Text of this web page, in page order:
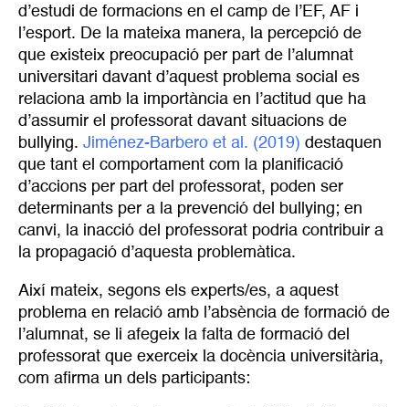
d’estudi de formacions en el camp de l’EF, AF i
l’esport. De la mateixa manera, la percepció de
que existeix preocupació per part de l’alumnat
universitari davant d’aquest problema social es
relaciona amb la importància en l’actitud que ha
d’assumir el professorat davant situacions de
bullying. Jiménez-Barbero et al. (2019) destaquen
que tant el comportament com la planificació
d’accions per part del professorat, poden ser
determinants per a la prevenció del bullying; en
canvi, la inacció del professorat podria contribuir a
la propagació d’aquesta problemàtica.
Així mateix, segons els experts/es, a aquest
problema en relació amb l’absència de formació de
l’alumnat, se li afegeix la falta de formació del
professorat que exerceix la docència universitària,
com afirma un dels participants: